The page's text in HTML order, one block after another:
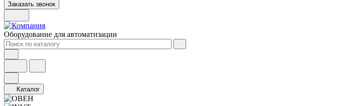
Заказать звонок
Оборудование для автоматизации
Каталог